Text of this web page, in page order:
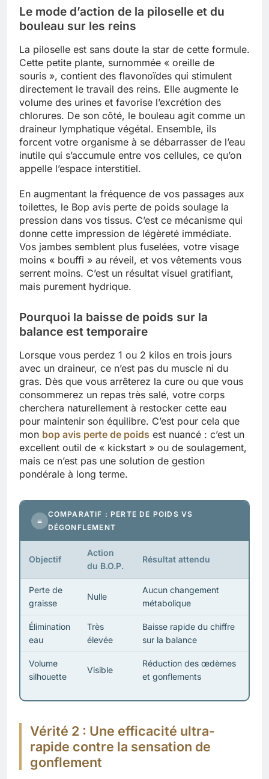
Le mode d’action de la piloselle et du
bouleau sur les reins
La piloselle est sans doute la star de cette formule.
Cette petite plante, surnommée « oreille de
souris », contient des flavonoïdes qui stimulent
directement le travail des reins. Elle augmente le
volume des urines et favorise l’excrétion des
chlorures. De son côté, le bouleau agit comme un
draineur lymphatique végétal. Ensemble, ils
forcent votre organisme à se débarrasser de l’eau
inutile qui s’accumule entre vos cellules, ce qu’on
appelle l’espace interstitiel.
En augmentant la fréquence de vos passages aux
toilettes, le Bop avis perte de poids soulage la
pression dans vos tissus. C’est ce mécanisme qui
donne cette impression de légèreté immédiate.
Vos jambes semblent plus fuselées, votre visage
moins « bouffi » au réveil, et vos vêtements vous
serrent moins. C’est un résultat visuel gratifiant,
mais purement hydrique.
Pourquoi la baisse de poids sur la
balance est temporaire
Lorsque vous perdez 1 ou 2 kilos en trois jours
avec un draineur, ce n’est pas du muscle ni du
gras. Dès que vous arrêterez la cure ou que vous
consommerez un repas très salé, votre corps
cherchera naturellement à restocker cette eau
pour maintenir son équilibre. C’est pour cela que
mon bop avis perte de poids est nuancé : c’est un
excellent outil de « kickstart » ou de soulagement,
mais ce n’est pas une solution de gestion
pondérale à long terme.
≡
COMPARATIF : PERTE DE POIDS VS
DÉGONFLEMENT
Objectif
Action
du B.O.P.
Résultat attendu
Perte de
graisse
Nulle
Aucun changement
métabolique
Élimination
eau
Très
élevée
Baisse rapide du chiffre
sur la balance
Volume
silhouette
Visible
Réduction des œdèmes
et gonflements
Vérité 2 : Une efficacité ultra-
rapide contre la sensation de
gonflement